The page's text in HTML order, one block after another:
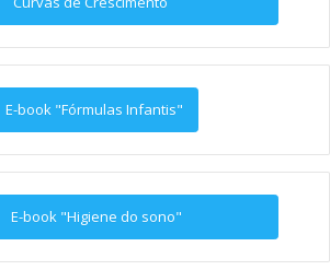
E-book "Fórmulas Infantis"
E-book "Higiene do sono"